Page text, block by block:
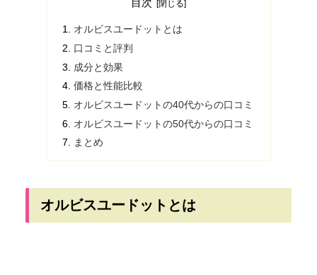
目次
オルビスユードットとは
口コミと評判
成分と効果
価格と性能比較
オルビスユードットの40代からの口コミ
オルビスユードットの50代からの口コミ
まとめ
オルビスユードットとは